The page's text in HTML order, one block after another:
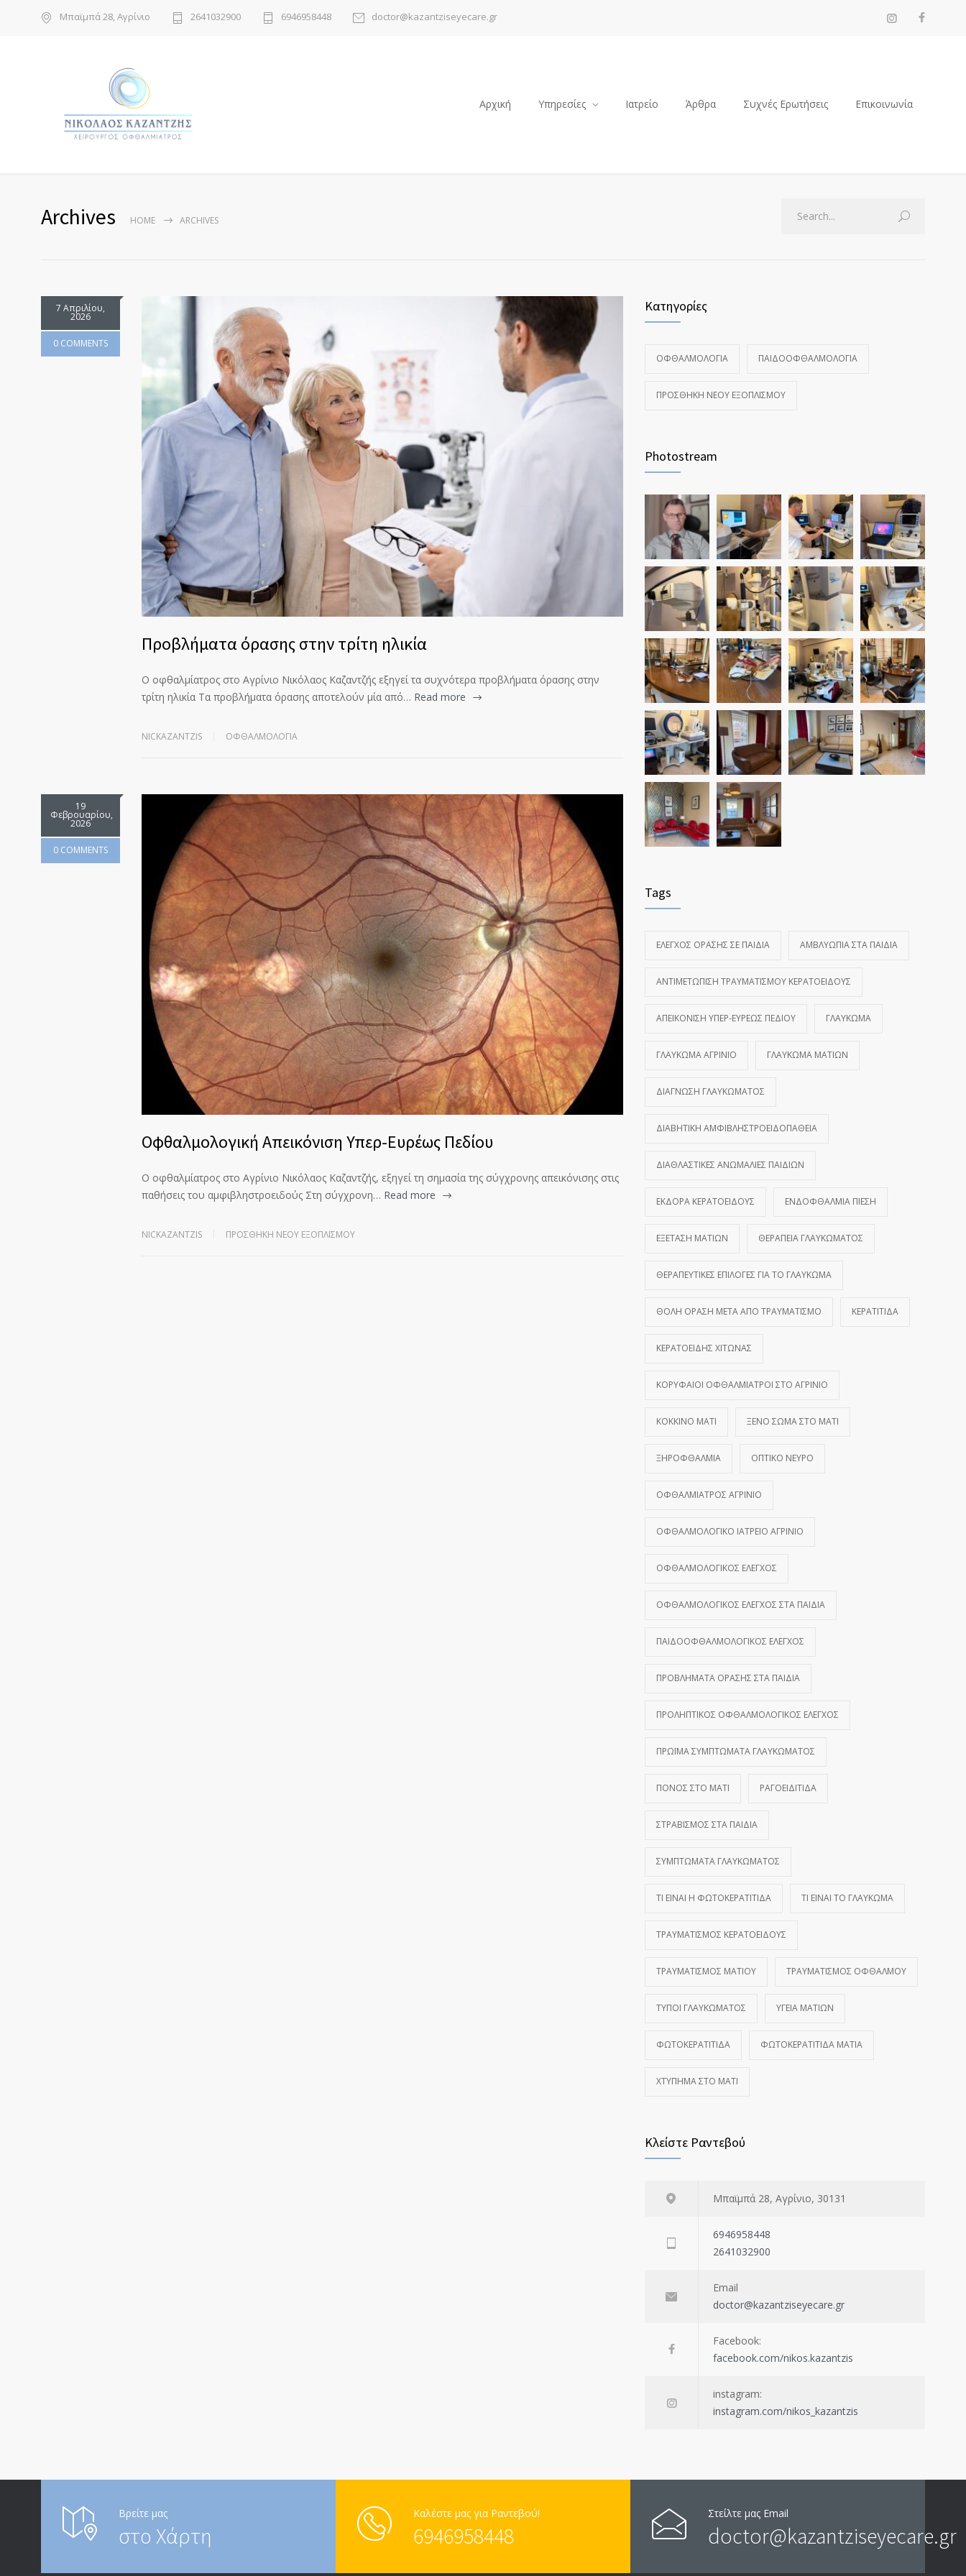
Μπαϊμπά 28, Αγρίνιο 2641032900 6946958448 doctor@kazantziseyecare.gr
Αρχική Υπηρεσίες Ιατρείο Άρθρα Συχνές Ερωτήσεις Επικοινωνία
Archives HOME ARCHIVES
7 Απριλίου,
2026
0 COMMENTS
Προβλήματα όρασης στην τρίτη ηλικία
Ο οφθαλμίατρος στο Αγρίνιο Νικόλαος Καζαντζής εξηγεί τα συχνότερα προβλήματα όρασης στην
τρίτη ηλικία Τα προβλήματα όρασης αποτελούν μία από… Read more
NICKAZANTZIS ΟΦΘΑΛΜΟΛΟΓΊΑ
19
Φεβρουαρίου,
2026
0 COMMENTS
Οφθαλμολογική Απεικόνιση Υπερ-Ευρέως Πεδίου
Ο οφθαλμίατρος στο Αγρίνιο Νικόλαος Καζαντζής, εξηγεί τη σημασία της σύγχρονης απεικόνισης στις
παθήσεις του αμφιβληστροειδούς Στη σύγχρονη… Read more
NICKAZANTZIS ΠΡΟΣΘΉΚΗ ΝΈΟΥ ΕΞΟΠΛΙΣΜΟΎ
Κατηγορίες
ΟΦΘΑΛΜΟΛΟΓΊΑ ΠΑΙΔΟΟΦΘΑΛΜΟΛΟΓΊΑ
ΠΡΟΣΘΉΚΗ ΝΈΟΥ ΕΞΟΠΛΙΣΜΟΎ
Photostream
Tags
ΈΛΕΓΧΟΣ ΌΡΑΣΗΣ ΣΕ ΠΑΙΔΙΆ ΑΜΒΛΥΩΠΊΑ ΣΤΑ ΠΑΙΔΙΆ
ΑΝΤΙΜΕΤΏΠΙΣΗ ΤΡΑΥΜΑΤΙΣΜΟΎ ΚΕΡΑΤΟΕΙΔΟΎΣ
ΑΠΕΙΚΌΝΙΣΗ ΥΠΕΡ-ΕΥΡΈΩΣ ΠΕΔΊΟΥ ΓΛΑΎΚΩΜΑ
ΓΛΑΎΚΩΜΑ ΑΓΡΊΝΙΟ ΓΛΑΎΚΩΜΑ ΜΑΤΙΏΝ
ΔΙΆΓΝΩΣΗ ΓΛΑΥΚΏΜΑΤΟΣ
ΔΙΑΒΗΤΙΚΉ ΑΜΦΙΒΛΗΣΤΡΟΕΙΔΟΠΆΘΕΙΑ
ΔΙΑΘΛΑΣΤΙΚΈΣ ΑΝΩΜΑΛΊΕΣ ΠΑΙΔΙΏΝ
ΕΚΔΟΡΆ ΚΕΡΑΤΟΕΙΔΟΎΣ ΕΝΔΟΦΘΆΛΜΙΑ ΠΊΕΣΗ
ΕΞΈΤΑΣΗ ΜΑΤΙΏΝ ΘΕΡΑΠΕΊΑ ΓΛΑΥΚΏΜΑΤΟΣ
ΘΕΡΑΠΕΥΤΙΚΈΣ ΕΠΙΛΟΓΈΣ ΓΙΑ ΤΟ ΓΛΑΎΚΩΜΑ
ΘΟΛΉ ΌΡΑΣΗ ΜΕΤΆ ΑΠΌ ΤΡΑΥΜΑΤΙΣΜΌ ΚΕΡΑΤΊΤΙΔΑ
ΚΕΡΑΤΟΕΙΔΉΣ ΧΙΤΏΝΑΣ
ΚΟΡΥΦΑΊΟΙ ΟΦΘΑΛΜΊΑΤΡΟΙ ΣΤΟ ΑΓΡΊΝΙΟ
ΚΌΚΚΙΝΟ ΜΆΤΙ ΞΈΝΟ ΣΏΜΑ ΣΤΟ ΜΆΤΙ
ΞΗΡΟΦΘΑΛΜΊΑ ΟΠΤΙΚΌ ΝΕΎΡΟ
ΟΦΘΑΛΜΊΑΤΡΟΣ ΑΓΡΊΝΙΟ
ΟΦΘΑΛΜΟΛΟΓΙΚΌ ΙΑΤΡΕΊΟ ΑΓΡΊΝΙΟ
ΟΦΘΑΛΜΟΛΟΓΙΚΌΣ ΈΛΕΓΧΟΣ
ΟΦΘΑΛΜΟΛΟΓΙΚΌΣ ΈΛΕΓΧΟΣ ΣΤΑ ΠΑΙΔΙΆ
ΠΑΙΔΟΟΦΘΑΛΜΟΛΟΓΙΚΌΣ ΈΛΕΓΧΟΣ
ΠΡΟΒΛΉΜΑΤΑ ΌΡΑΣΗΣ ΣΤΑ ΠΑΙΔΙΆ
ΠΡΟΛΗΠΤΙΚΌΣ ΟΦΘΑΛΜΟΛΟΓΙΚΌΣ ΈΛΕΓΧΟΣ
ΠΡΏΙΜΑ ΣΥΜΠΤΏΜΑΤΑ ΓΛΑΥΚΏΜΑΤΟΣ
ΠΌΝΟΣ ΣΤΟ ΜΆΤΙ ΡΑΓΟΕΙΔΊΤΙΔΑ
ΣΤΡΑΒΙΣΜΌΣ ΣΤΑ ΠΑΙΔΙΆ
ΣΥΜΠΤΏΜΑΤΑ ΓΛΑΥΚΏΜΑΤΟΣ
ΤΙ ΕΊΝΑΙ Η ΦΩΤΟΚΕΡΑΤΊΤΙΔΑ ΤΙ ΕΊΝΑΙ ΤΟ ΓΛΑΎΚΩΜΑ
ΤΡΑΥΜΑΤΙΣΜΌΣ ΚΕΡΑΤΟΕΙΔΟΎΣ
ΤΡΑΥΜΑΤΙΣΜΌΣ ΜΑΤΙΟΎ ΤΡΑΥΜΑΤΙΣΜΌΣ ΟΦΘΑΛΜΟΎ
ΤΎΠΟΙ ΓΛΑΥΚΏΜΑΤΟΣ ΥΓΕΊΑ ΜΑΤΙΏΝ
ΦΩΤΟΚΕΡΑΤΊΤΙΔΑ ΦΩΤΟΚΕΡΑΤΊΤΙΔΑ ΜΆΤΙΑ
ΧΤΎΠΗΜΑ ΣΤΟ ΜΆΤΙ
Κλείστε Ραντεβού
Μπαϊμπά 28, Αγρίνιο, 30131
6946958448
2641032900
Email
doctor@kazantziseyecare.gr
Facebook:
facebook.com/nikos.kazantzis
instagram:
instagram.com/nikos_kazantzis
Βρείτε μας
στο Χάρτη
Καλέστε μας για Ραντεβού!
6946958448
Στείλτε μας Email
doctor@kazantziseyecare.gr